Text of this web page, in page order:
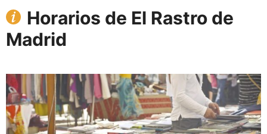
Horarios de El Rastro de
Madrid